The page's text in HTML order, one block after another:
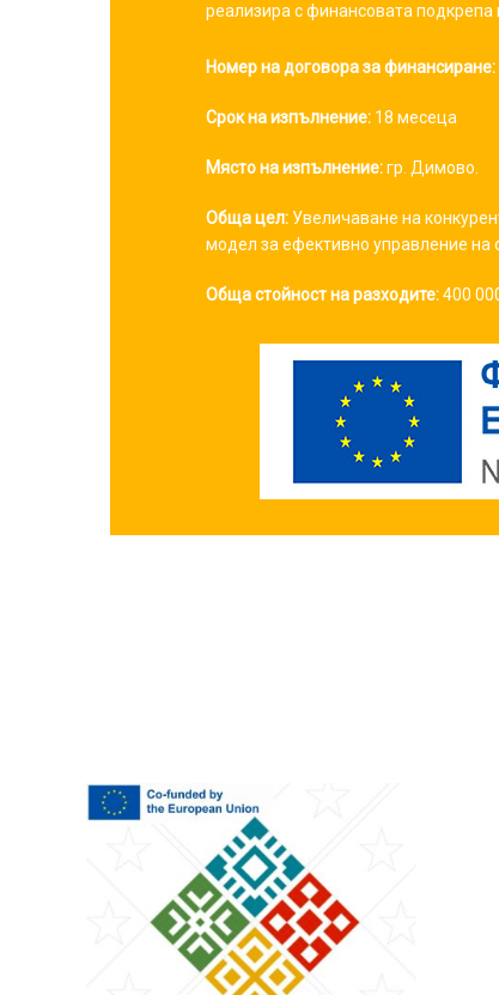
реализира с финансовата
Номер на договора за финансиране:
Срок на изпълнение: 18 месеца
Място на изпълнение:гр. Димово.
Обща цел: Увеличаване на
модел за ефективно управление на
Обща стойност на разходите:400